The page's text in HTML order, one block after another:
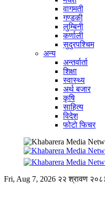
वागमती
गण्डकी
लुम्बिनी
कर्णाली
सुदुरपश्चिम
अन्य
अन्तर्वार्ता
शिक्षा
स्वास्थ्य
अर्थ बजार
कृषि
साहित्य
विदेश
फोटो फिचर
Fri, Aug 7, 2026 २२ श्रावण